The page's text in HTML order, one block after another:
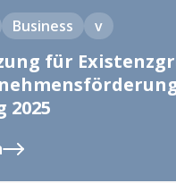
Business v
für
2025